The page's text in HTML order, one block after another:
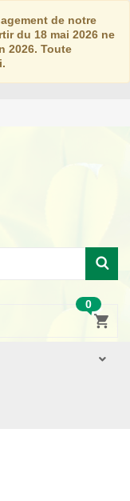
de notre
du 18 mai 2026 ne
2026. Toute
0